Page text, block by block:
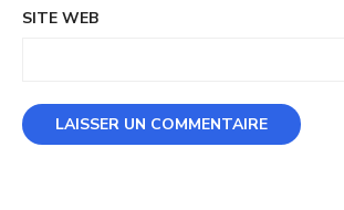
SITE WEB